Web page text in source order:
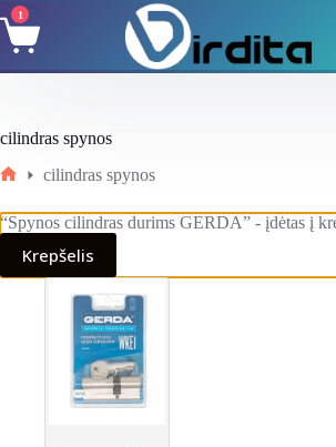
Skip
to
content
Shopping
cart
1
cilindras spynos
cilindras spynos
“Spynos cilindras durims GERDA” - įdėtas į
Krepšelis